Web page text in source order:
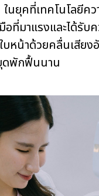
ที่เทคโนโลยีความ
อที่มาแรงและได้รั
บหน้าด้วยคลื่นเสีย
ดพักฟื้นนาน